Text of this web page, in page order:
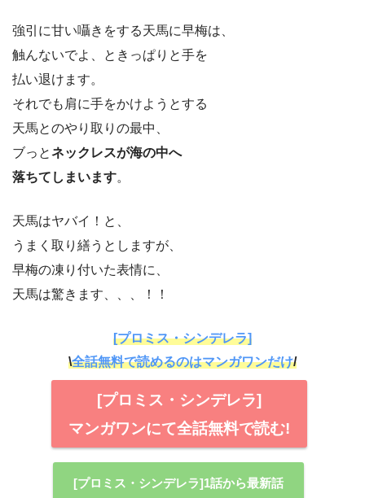
強引に甘い囁きをする天馬に早梅は、
触んないでよ、ときっぱりと手を
払い退けます。
それでも肩に手をかけようとする
天馬とのやり取りの最中、
ブっとネックレスが海の中へ
落ちてしまいます。
天馬はヤバイ！と、
うまく取り繕うとしますが、
早梅の凍り付いた表情に、
天馬は驚きます、、、！！
[プロミス・シンデレラ]
\全話無料で読めるのはマンガワンだけ/
[プロミス・シンデレラ]
マンガワンにて全話無料で読む!
[プロミス・シンデレラ]1話から最新話